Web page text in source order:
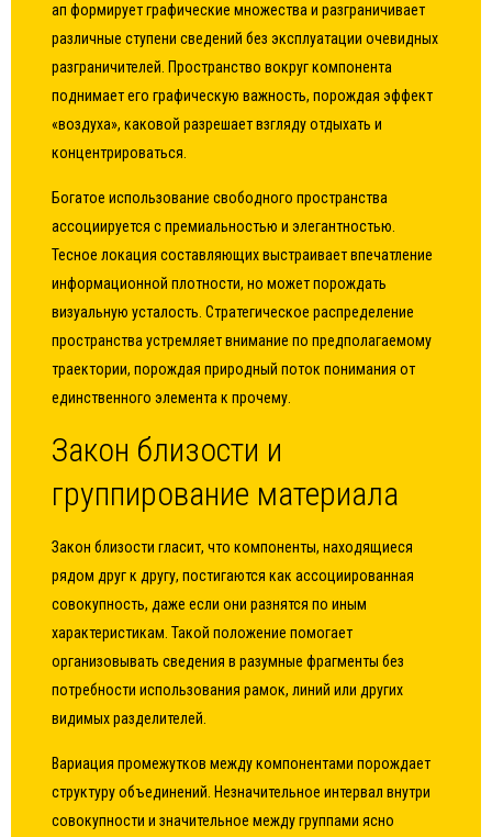
ап формирует графические множества и разграничивает
различные ступени сведений без эксплуатации очевидных
разграничителей. Пространство вокруг компонента
поднимает его графическую важность, порождая эффект
«воздуха», каковой разрешает взгляду отдыхать и
концентрироваться.
Богатое использование свободного пространства
ассоциируется с премиальностью и элегантностью.
Тесное локация составляющих выстраивает впечатление
информационной плотности, но может порождать
визуальную усталость. Стратегическое распределение
пространства устремляет внимание по предполагаемому
траектории, порождая природный поток понимания от
единственного элемента к прочему.
Закон близости и
группирование материала
Закон близости гласит, что компоненты, находящиеся
рядом друг к другу, постигаются как ассоциированная
совокупность, даже если они разнятся по иным
характеристикам. Такой положение помогает
организовывать сведения в разумные фрагменты без
потребности использования рамок, линий или других
видимых разделителей.
Вариация промежутков между компонентами порождает
структуру объединений. Незначительное интервал внутри
совокупности и значительное между группами ясно